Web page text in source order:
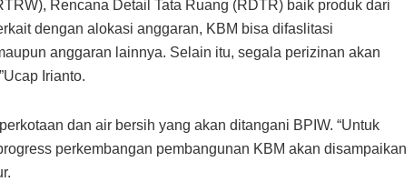
Rencana Detail Tata Ruang (RDTR) baik produk dari
dengan alokasi anggaran, KBM bisa difaslitasi
anggaran lainnya. Selain itu, segala perizinan akan
Irianto.
dan air bersih yang akan ditangani BPIW. “Untuk
perkembangan pembangunan KBM akan disampaikan